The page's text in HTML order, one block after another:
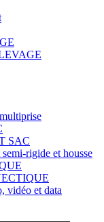
SAC
rigide et housse
vidéo et data